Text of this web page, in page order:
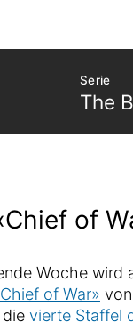
Serie
The
of
Woche wird
of War»
vierte Staffel